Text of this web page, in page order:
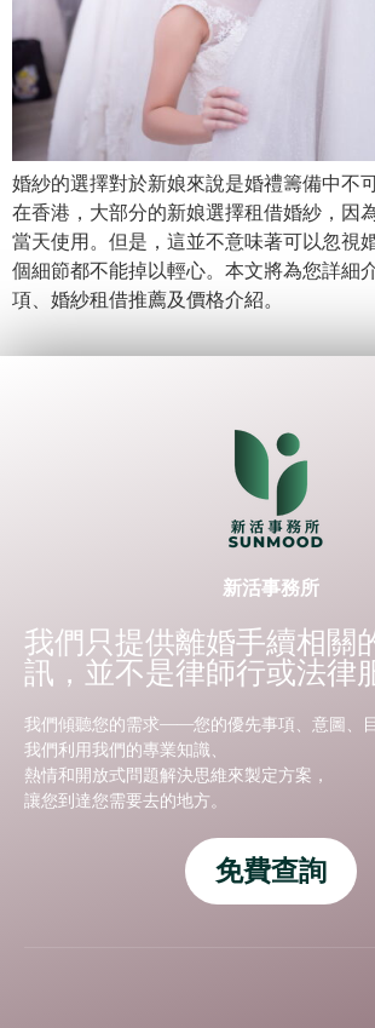
婚紗的選擇對於新娘來說是婚禮籌備中不
在香港，大部分的新娘選擇租借婚紗，因
當天使用。但是，這並不意味著可以忽視
個細節都不能掉以輕心。本文將為您詳細
項、婚紗租借推薦及價格介紹。
新活事務所
我們只提供離婚手續相關
訊，並不是律師行或法律
我們傾聽您的需求——您的優先事項、意圖、目
我們利用我們的專業知識、
熱情和開放式問題解決思維來製定方案，
讓您到達您需要去的地方。
免費查詢